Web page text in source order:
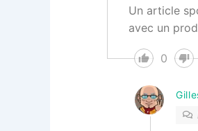
Un article
avec un
0